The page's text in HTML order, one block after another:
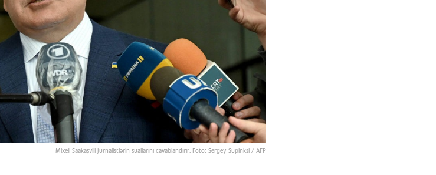
Mixeil Saakaşvili jurnalistlərin suallarını cavablandırır. Foto: Sergey Supinksi / AFP